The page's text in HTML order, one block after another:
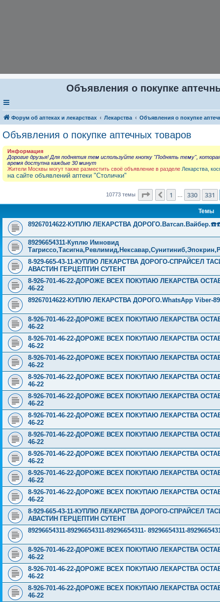
Объявления о покупке
Форум об аптеках и лекарствах Лекарства Объявления о покупке
Объявления о покупке аптечных товаров
Информация
Дорогие друзья! Для поднятия тем используйте кнопку "Поднять тему",
время доступна каждые 30 минут
Жители Москвы могут также разместить своё объявление в разделе Лекарства,
на сайте объявлений аптеки "Столички"
10773 темы Страница 332из 431
Пред.
1 330 331
Темы
89267014622-КУПЛЮ ЛЕКАРСТВА
89296654311-Куплю Имновид
8-929-665-43-11-КУПЛЮ ЛЕКАРСТВА ДОРОГО-СПРАЙСЕЛ
АВАСТИН ГЕРЦЕПТИН СУТЕНТ
8-926-701-46-22-ДОРОЖЕ ВСЕХ ПОКУПАЮ ЛЕКАРСТВА
46-22
89267014622-КУПЛЮ ЛЕКАРСТВА ДОРОГО.WhatsApp Viber-
8-926-701-46-22-ДОРОЖЕ ВСЕХ ПОКУПАЮ ЛЕКАРСТВА
46-22
8-926-701-46-22-ДОРОЖЕ ВСЕХ ПОКУПАЮ ЛЕКАРСТВА
46-22
8-926-701-46-22-ДОРОЖЕ ВСЕХ ПОКУПАЮ ЛЕКАРСТВА
46-22
8-926-701-46-22-ДОРОЖЕ ВСЕХ ПОКУПАЮ ЛЕКАРСТВА
46-22
8-926-701-46-22-ДОРОЖЕ ВСЕХ ПОКУПАЮ ЛЕКАРСТВА
46-22
8-926-701-46-22-ДОРОЖЕ ВСЕХ ПОКУПАЮ ЛЕКАРСТВА
46-22
8-926-701-46-22-ДОРОЖЕ ВСЕХ ПОКУПАЮ ЛЕКАРСТВА
46-22
8-926-701-46-22-ДОРОЖЕ ВСЕХ ПОКУПАЮ ЛЕКАРСТВА
46-22
8-926-701-46-22-ДОРОЖЕ ВСЕХ ПОКУПАЮ ЛЕКАРСТВА
46-22
8-926-701-46-22-ДОРОЖЕ ВСЕХ ПОКУПАЮ ЛЕКАРСТВА
46-22
8-929-665-43-11-КУПЛЮ ЛЕКАРСТВА ДОРОГО-СПРАЙСЕЛ
АВАСТИН ГЕРЦЕПТИН СУТЕНТ
89296654311-89296654311-89296654311- 89296654311-
8-926-701-46-22-ДОРОЖЕ ВСЕХ ПОКУПАЮ ЛЕКАРСТВА
46-22
8-926-701-46-22-ДОРОЖЕ ВСЕХ ПОКУПАЮ ЛЕКАРСТВА
46-22
8-926-701-46-22-ДОРОЖЕ ВСЕХ ПОКУПАЮ ЛЕКАРСТВА
46-22